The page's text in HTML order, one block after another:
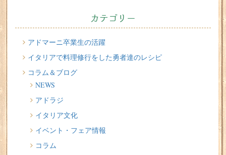
イタリア人はどんなジェラートを食べる？
2026/07/17
イタリアが誇る3人の天才芸術家 その傑作を見に行こう！
2026/07/16
味わってみたい！魚介の「ごった煮」 リヴォルノの
Cacciucco（カッチュッコ）
2026/07/14
インスタライブのお知らせ
カテゴリー
アドマーニ卒業生の活躍
イタリアで料理修行をした勇者達のレシピ
コラム＆ブログ
NEWS
アドラジ
イタリア文化
イベント・フェア情報
コラム